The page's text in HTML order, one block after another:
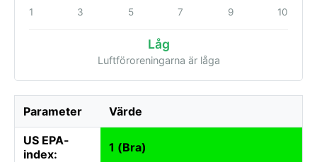
1 3 5 7 9 10
Låg
Luftföroreningarna är låga
Parameter Värde
US EPA-
index:
1 (Bra)